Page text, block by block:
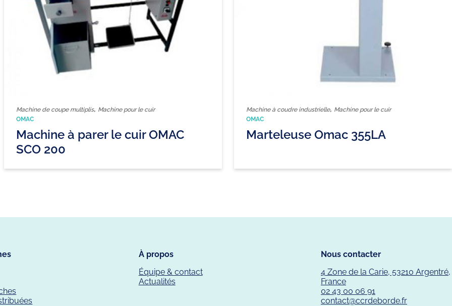
Machine de coupe multiplis, Machine pour le cuir
OMAC
Machine à parer le cuir OMAC
SCO 200
Machine à coudre industrielle, Machine pour le cuir
OMAC
Marteleuse Omac 355LA
À propos
Équipe & contact
Actualités
Nous contacter
4 Zone de la Carie, 53210 Argentré,
France
02 43 00 06 91
contact@ccrdeborde.fr